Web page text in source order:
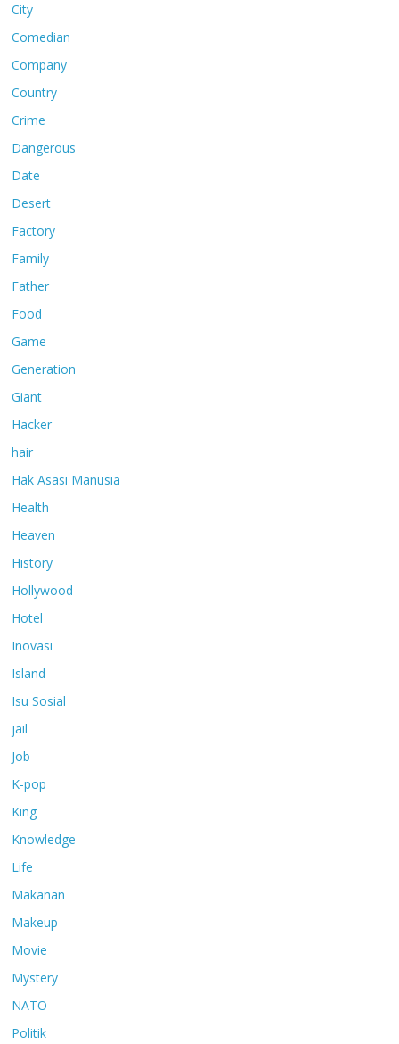
City
Comedian
Company
Country
Crime
Dangerous
Date
Desert
Factory
Family
Father
Food
Game
Generation
Giant
Hacker
hair
Hak Asasi Manusia
Health
Heaven
History
Hollywood
Hotel
Inovasi
Island
Isu Sosial
jail
Job
K-pop
King
Knowledge
Life
Makanan
Makeup
Movie
Mystery
NATO
Politik